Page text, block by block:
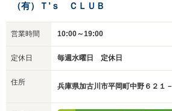
（有）Ｔ’ｓ ＣＬＵＢ
営業時間 10:00～19:00
定休日 毎週水曜日 定休日
住所 兵庫県加古川市平岡町中野６２１
※次回問い合わせをする際に自動